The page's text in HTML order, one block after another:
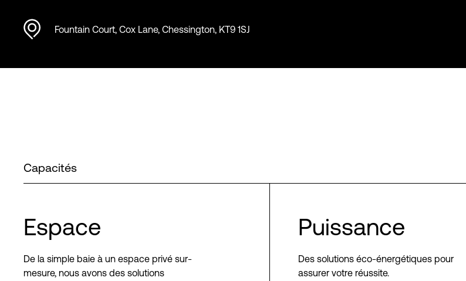
Fountain Court, Cox Lane, Chessington, KT9 1SJ
Capacités
Espace
De la simple baie à un espace privé sur-
mesure, nous avons des solutions
Puissance
Des solutions éco-énergétiques pour
assurer votre réussite.